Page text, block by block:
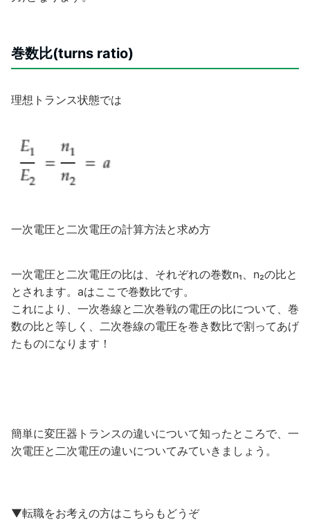
巻数比(turns ratio)
理想トランス状態では
一次電圧と二次電圧の計算方法と求め方
一次電圧と二次電圧の比は、それぞれの巻数n₁、n₂の比と
とされます。aはここで巻数比です。
これにより、一次巻線と二次巻戦の電圧の比について、巻
数の比と等しく、二次巻線の電圧を巻き数比で割ってあげ
たものになります！
簡単に変圧器トランスの違いについて知ったところで、一
次電圧と二次電圧の違いについてみていきましょう。
▼転職をお考えの方はこちらもどうぞ